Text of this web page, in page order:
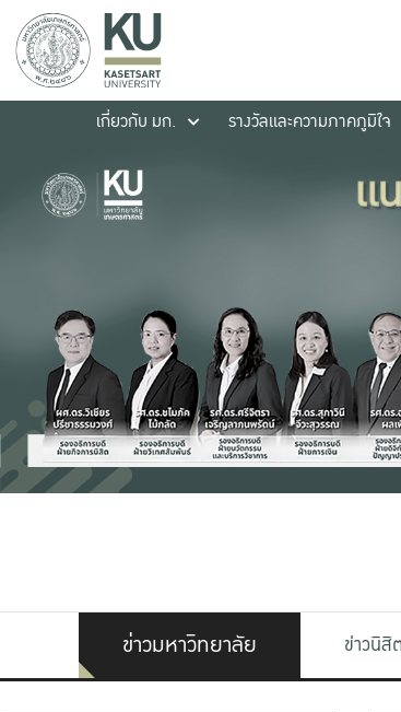
เกี่ยวกับ มก.
รางวัลและความภาคภูมิใจ
ข่าวมหาวิทยาลัย ข่าวนิสิต